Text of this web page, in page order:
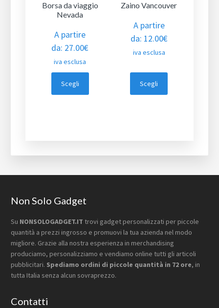
Borsa da viaggio
Nevada
A partire
da: 27.00€
iva esclusa
Scegli
Zaino Vancouver
A partire
da: 12.00€
iva esclusa
Scegli
Footer
Non Solo Gadget
Su NONSOLOGADGET.IT trovi gadget personalizzati per piccole
quantità a prezzi ingrosso e promuovi la tua azienda nel modo
migliore. Grazie alla nostra esperienza in merchandising
produciamo, personalizziamo e vendiamo online tutti gli articoli
pubblicitari. Spediamo ordini di piccole quantità in 72 ore, in
tutta Italia senza alcun sovraprezzo.
Contatti